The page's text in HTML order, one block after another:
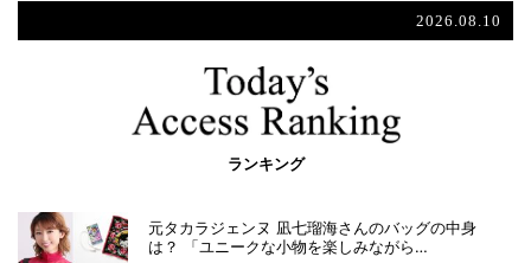
2026.08.10
ランキング
元タカラジェンヌ 凪七瑠海さんのバッグの中身
は？ 「ユニークな小物を楽しみながら…